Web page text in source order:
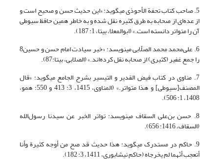
5. صاحب کتاب تحفة الأحوذی می‏گوید: «این حدیث حسن و صحیح است و
از عده‌ای از صحابه به طرق کثیره نقل شده و به خاطر همین حافظ سیوطی
آن را متواتر دانسته است.» (ابوالمعلا، بی‏تا، 1: 187).
6. علی‌محمد محمد الصلّابی می‏نویسد: «خبر سیادت امام حسن و حسین8
را جمع غفیر (کثیری) از صحابه نقل کرده‌اند.» (الصلابی، بی‏تا:87).
7. مناوی در کتاب فیض القدیر و التیسیر بشرح الجامع می‏گوید: «قال
المصنف[سیوطی] و هذا متواتر.» (المناوی، 1415، 3: 413 و 550؛ همو،
1408، 1: 506).
8. حسن بن‌علی السقاف می‏نویسد: تواتر الخبر عن سیدنا رسول‌الله
(السقاف، 1416: 656).
9. حاکم در مستدرک می‏گوید: هذا حدیث قد صح من أوجه کثیرة وأنا
أتعجب أنّهما لم یخرجاه (حاکم نیشابوری، 1411، 3: 182).